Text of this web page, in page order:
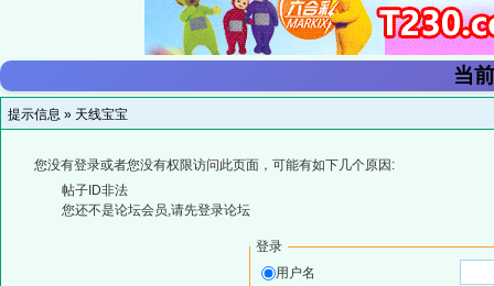
当
提示信息 » 天线宝宝
您没有登录或者您没有权限访问此页面，可能有如下几个原因:
帖子ID非法
您还不是论坛会员,请先登录论坛
登录
用户名